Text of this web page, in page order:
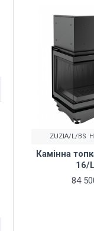
ZUZIA/L/BS
Камінна
16/
84